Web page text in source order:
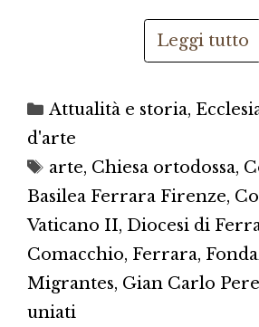
Leggi tutto
Categorie
Attualità e storia,
d'arte
Tag
arte, Chiesa ortodossa,
Basilea Ferrara Firenze,
Vaticano II, Diocesi di
Comacchio, Ferrara,
Migrantes, Gian Carlo
uniati